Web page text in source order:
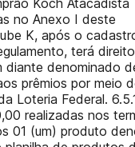
Koch Atacadista
no Anexo I deste
K, após o
terá
diante denominado
prêmios por meio
Loteria Federal.
realizadas nos
01 (um) produto